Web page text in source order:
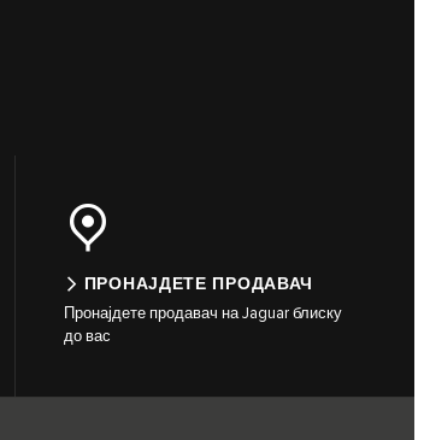
ПРОНАЈДЕТЕ ПРОДАВАЧ
Пронајдете продавач на Jaguar блиску
до вас